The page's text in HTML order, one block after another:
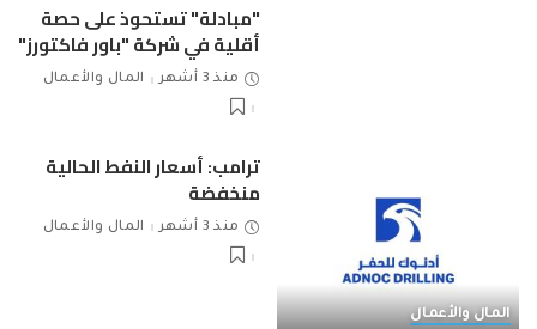
"مبادلة" تستحوذ على حصة
أقلية في شركة "باور فاكتورز"
منذ 3 أشهر المال والأعمال
المال والأعمال
ترامب: أسعار النفط الحالية
منخفضة
منذ 3 أشهر المال والأعمال